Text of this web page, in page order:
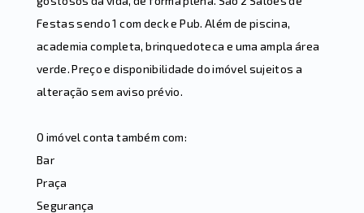
Festas sendo 1 com deck e Pub. Além de piscina,
academia completa, brinquedoteca e uma ampla área
verde. Preço e disponibilidade do imóvel sujeitos a
alteração sem aviso prévio.
O imóvel conta também com:
Bar
Praça
Segurança